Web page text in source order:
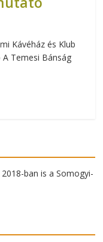
Kávéház és Klub
Temesi Bánság
ban is a Somogyi-